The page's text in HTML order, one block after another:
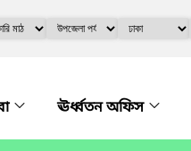
ঊর্ধ্বতন অফিস